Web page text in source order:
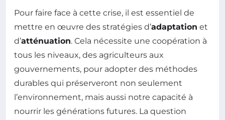
Pour faire face à cette crise, il est essentiel de
mettre en œuvre des stratégies d’adaptation et
d’atténuation. Cela nécessite une coopération à
tous les niveaux, des agriculteurs aux
gouvernements, pour adopter des méthodes
durables qui préserveront non seulement
l’environnement, mais aussi notre capacité à
nourrir les générations futures. La question